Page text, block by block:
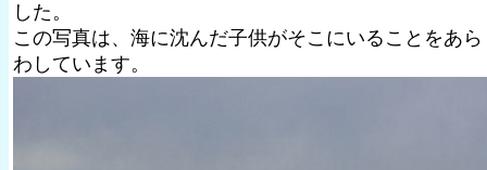
した。
この写真は、海に沈んだ子供がそこにいることをあら
わしています。